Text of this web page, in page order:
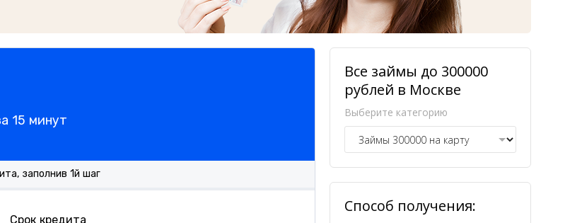
Все займы до 300000
рублей в Москве
Выберите категорию
Способ получения: